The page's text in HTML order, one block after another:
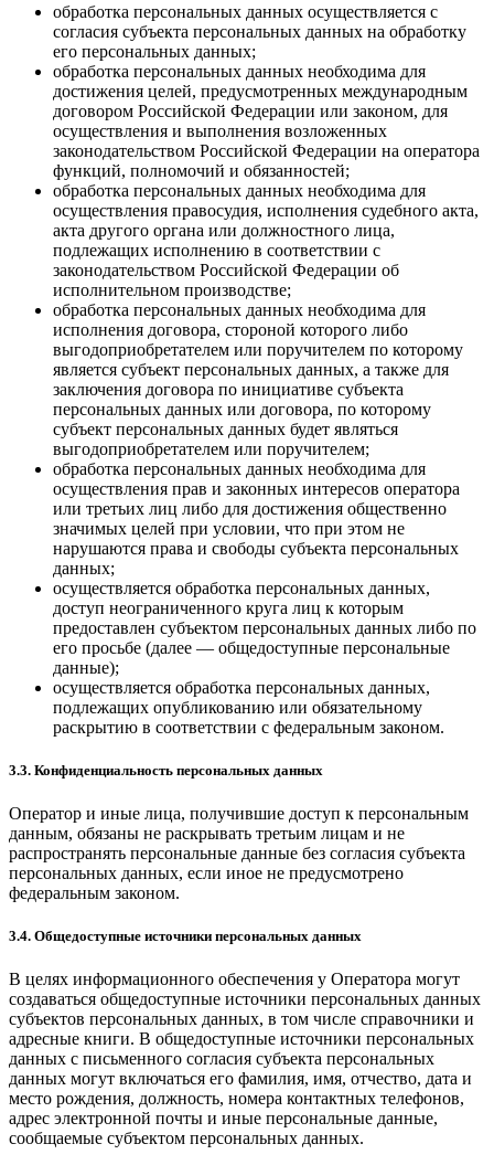
обработка персональных данных осуществляется с
согласия субъекта персональных данных на обработку
его персональных данных;
обработка персональных данных необходима для
достижения целей, предусмотренных международным
договором Российской Федерации или законом, для
осуществления и выполнения возложенных
законодательством Российской Федерации на оператора
функций, полномочий и обязанностей;
обработка персональных данных необходима для
осуществления правосудия, исполнения судебного акта,
акта другого органа или должностного лица,
подлежащих исполнению в соответствии с
законодательством Российской Федерации об
исполнительном производстве;
обработка персональных данных необходима для
исполнения договора, стороной которого либо
выгодоприобретателем или поручителем по которому
является субъект персональных данных, а также для
заключения договора по инициативе субъекта
персональных данных или договора, по которому
субъект персональных данных будет являться
выгодоприобретателем или поручителем;
обработка персональных данных необходима для
осуществления прав и законных интересов оператора
или третьих лиц либо для достижения общественно
значимых целей при условии, что при этом не
нарушаются права и свободы субъекта персональных
данных;
осуществляется обработка персональных данных,
доступ неограниченного круга лиц к которым
предоставлен субъектом персональных данных либо по
его просьбе (далее — общедоступные персональные
данные);
осуществляется обработка персональных данных,
подлежащих опубликованию или обязательному
раскрытию в соответствии с федеральным законом.
3.3. Конфиденциальность персональных данных
Оператор и иные лица, получившие доступ к персональным
данным, обязаны не раскрывать третьим лицам и не
распространять персональные данные без согласия субъекта
персональных данных, если иное не предусмотрено
федеральным законом.
3.4. Общедоступные источники персональных данных
В целях информационного обеспечения у Оператора могут
создаваться общедоступные источники персональных данных
субъектов персональных данных, в том числе справочники и
адресные книги. В общедоступные источники персональных
данных с письменного согласия субъекта персональных
данных могут включаться его фамилия, имя, отчество, дата и
место рождения, должность, номера контактных телефонов,
адрес электронной почты и иные персональные данные,
сообщаемые субъектом персональных данных.